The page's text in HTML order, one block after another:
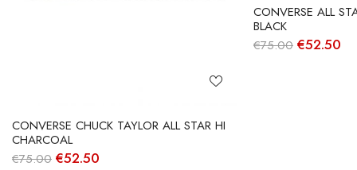
CONVERSE CHUCK TAYLOR ALL STAR HI
CHARCOAL
€75.00 O
€52.50
CONVERSE ALL
BLACK
€75.00 O
€52.50